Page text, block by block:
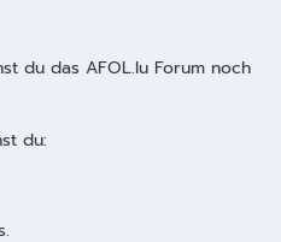
du das AFOL.lu Forum noch
du: